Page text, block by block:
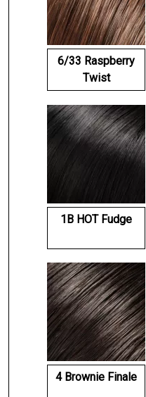
6/33 Raspberry
Twist
1B HOT Fudge
4 Brownie Finale